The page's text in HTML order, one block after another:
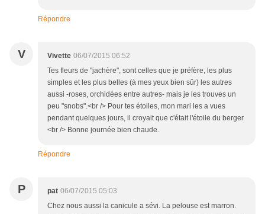
Répondre
V Vivette 06/07/2015 06:52
Tes fleurs de "jachère", sont celles que je préfère, les plus
simples et les plus belles (à mes yeux bien sûr) les autres
aussi -roses, orchidées entre autres- mais je les trouves un
peu "snobs".<br /> Pour tes étoiles, mon mari les a vues
pendant quelques jours, il croyait que c'était l'étoile du berger.
<br /> Bonne journée bien chaude.
Répondre
P pat 06/07/2015 05:03
Chez nous aussi la canicule a sévi. La pelouse est marron.